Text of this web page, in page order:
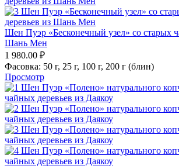
Шен Пуэр «Бесконечный узел» со старых
Шань Мен
1 980.00 ₽
Фасовка: 50 г, 25 г, 100 г, 200 г (блин)
Просмотр